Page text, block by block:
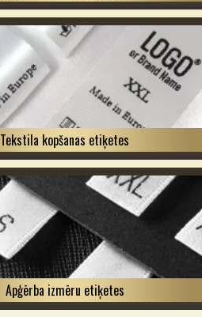
Tekstila kopšanas etiķetes
Apģērba izmēru etiķetes